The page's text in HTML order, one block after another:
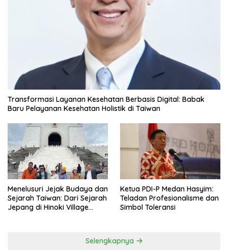
Transformasi Layanan Kesehatan Berbasis Digital: Babak
Baru Pelayanan Kesehatan Holistik di Taiwan
Menelusuri Jejak Budaya dan
Sejarah Taiwan: Dari Sejarah
Jepang di Hinoki Village
Ketua PDI-P Medan Hasyim:
Teladan Profesionalisme dan
Simbol Toleransi
Selengkapnya